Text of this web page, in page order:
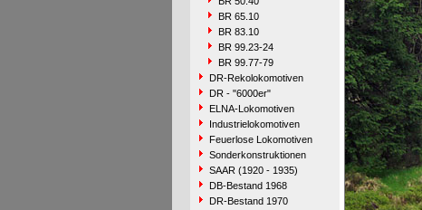
BR 65.10
BR 83.10
BR 99.23-24
BR 99.77-79
DR-Rekolokomotiven
DR - "6000er"
ELNA-Lokomotiven
Industrielokomotiven
Feuerlose Lokomotiven
Sonderkonstruktionen
SAAR (1920 - 1935)
DB-Bestand 1968
DR-Bestand 1970